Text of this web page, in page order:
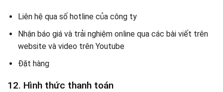
Liên hệ qua số hotline của công ty
Nhận báo giá và trải nghiệm online qua các bài viết trên
website và video trên Youtube
Đặt hàng
12. Hình thức thanh toán